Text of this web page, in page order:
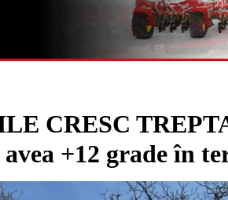
CRESC
+12 grade în